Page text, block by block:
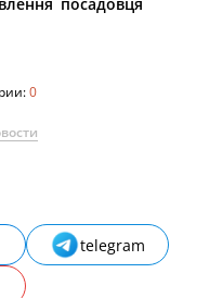
0
telegram